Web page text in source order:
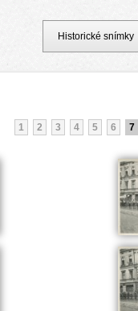
1 2 3 4 5 6 7
Historické snímky